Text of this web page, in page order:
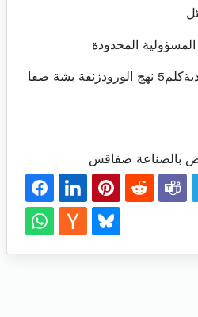
المحدودة
طريق المهديةكلم5 نهج الورودزنقة بشة صفا
بالصناعة صفاقس